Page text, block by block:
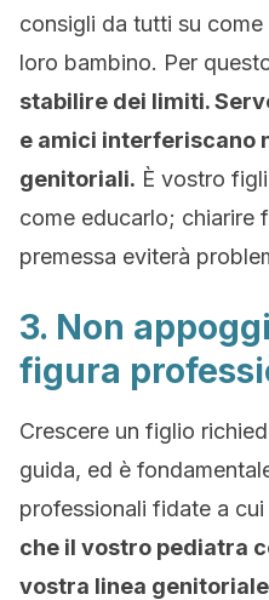
consigli da tutti su
loro bambino. Per
stabilire dei limiti.
e amici interferiscano
genitoriali. È vostro
come educarlo; chiarire
premessa eviterà
3. Non
figura
Crescere un figlio
guida, ed è
professionali fidate a cui
che il vostro pediatra
vostra linea genitoriale